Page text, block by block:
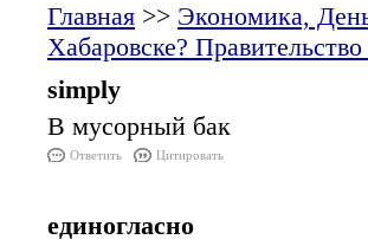
Главная >> Экономика,
Хабаровске?
simply
В мусорный бак
Ответить Цитировать
единогласно